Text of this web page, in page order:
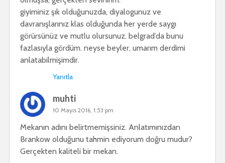
giyiminiz şık olduğunuzda, diyalogunuz ve
davranışlarınız klas olduğunda her yerde saygı
görürsünüz ve mutlu olursunuz. belgrad’da bunu
fazlasıyla gördüm. neyse beyler, umarım derdimi
anlatabilmişimdir.
Yanıtla
muhti
10 Mayıs 2016, 1:53 pm
Mekanın adını belirtmemişsiniz. Anlatımınızdan
Brankow olduğunu tahmin ediyorum doğru mudur?
Gerçekten kaliteli bir mekan.